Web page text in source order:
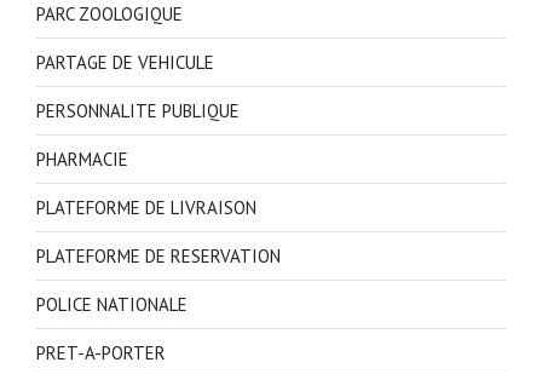
PARC ZOOLOGIQUE
PARTAGE DE VEHICULE
PERSONNALITE PUBLIQUE
PHARMACIE
PLATEFORME DE LIVRAISON
PLATEFORME DE RESERVATION
POLICE NATIONALE
PRET-A-PORTER